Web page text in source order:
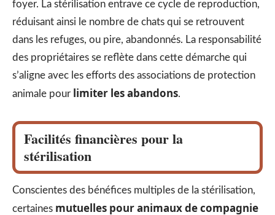
foyer. La stérilisation entrave ce cycle de reproduction,
réduisant ainsi le nombre de chats qui se retrouvent
dans les refuges, ou pire, abandonnés. La responsabilité
des propriétaires se reflète dans cette démarche qui
s’aligne avec les efforts des associations de protection
animale pour limiter les abandons.
Facilités financières pour la
stérilisation
Conscientes des bénéfices multiples de la stérilisation,
certaines mutuelles pour animaux de compagnie